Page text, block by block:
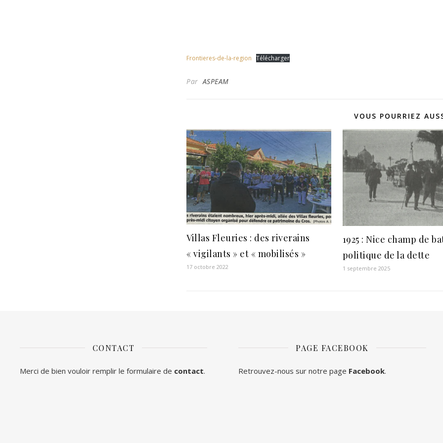
Frontieres-de-la-region Télécharger
ParASPEAM
VOUS POURRIEZ
Villas Fleuries : des riverains
« vigilants » et « mobilisés »
17 octobre 2022
1925 : Nice champ de
politique de la dette
1 septembre 2025
CONTACT
Merci de bien vouloir remplir le formulaire de contact.
PAGE FACEBOOK
Retrouvez-nous sur notre page Facebook.